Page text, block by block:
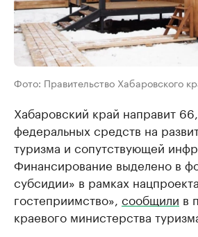
Фото: Правительство Хабаровского
Хабаровский край направит
федеральных средств на
туризма и сопутствующей
Финансирование выделено в
субсидии» в рамках
гостеприимство», сообщили в
краевого министерства